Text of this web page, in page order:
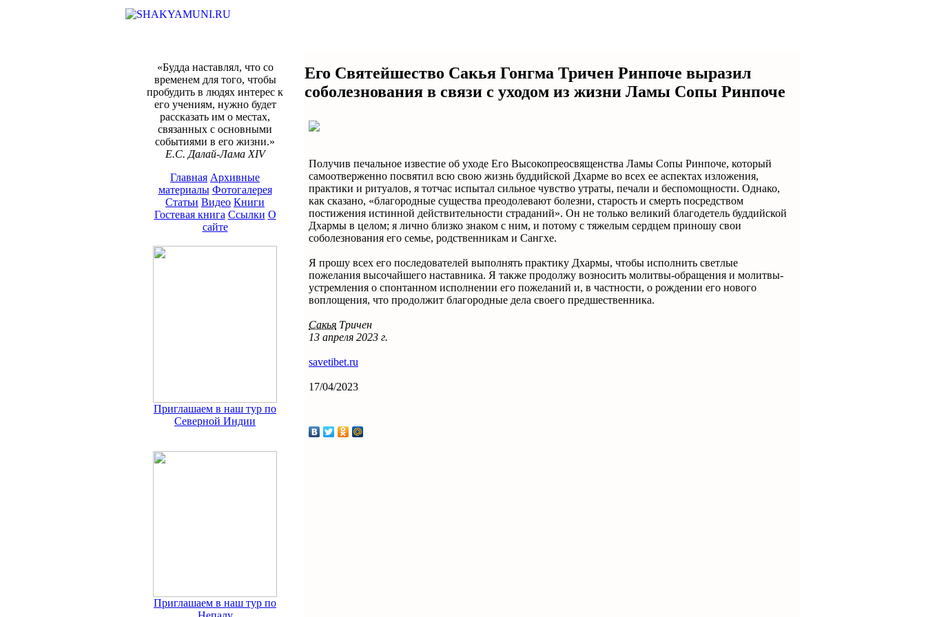
«Будда наставлял, что со
временем для того, чтобы
пробудить в людях интерес к
его учениям, нужно будет
рассказать им о местах,
связанных с основными
событиями в его жизни.»
Е.С. Далай-Лама XIV
Главная Архивные
материалы Фотогалерея
Статьи Видео Книги
Гостевая книга Ссылки О
сайте
Приглашаем в наш тур по
Северной Индии
Приглашаем в наш тур по
Его Святейшество Сакья Гонгма Тричен Ринпоче выразил
соболезнования в связи с уходом из жизни Ламы Сопы Ринпоче
Получив печальное известие об уходе Его Высокопреосвященства Ламы Сопы Ринпоче, который
самоотверженно посвятил всю свою жизнь буддийской Дхарме во всех ее аспектах изложения,
практики и ритуалов, я тотчас испытал сильное чувство утраты, печали и беспомощности. Однако,
как сказано, «благородные существа преодолевают болезни, старость и смерть посредством
постижения истинной действительности страданий». Он не только великий благодетель буддийской
Дхармы в целом; я лично близко знаком с ним, и потому с тяжелым сердцем приношу свои
соболезнования его семье, родственникам и Сангхе.
Я прошу всех его последователей выполнять практику Дхармы, чтобы исполнить светлые
пожелания высочайшего наставника. Я также продолжу возносить молитвы-обращения и молитвы-
устремления о спонтанном исполнении его пожеланий и, в частности, о рождении его нового
воплощения, что продолжит благородные дела своего предшественника.
Сакья Тричен
13 апреля 2023 г.
savetibet.ru
17/04/2023